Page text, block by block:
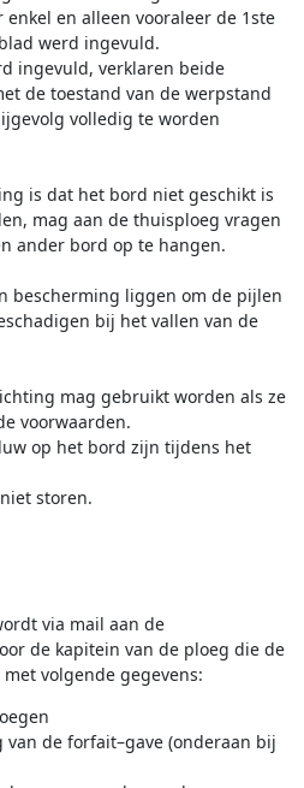
en alleen vooraleer de 1ste
werd ingevuld.
ingevuld, verklaren beide
de toestand van de werpstand
volledig te worden
is dat het bord niet geschikt is
mag aan de thuisploeg vragen
ander bord op te hangen.
bescherming liggen om de pijlen
bij het vallen van de
mag gebruikt worden als ze
voorwaarden.
op het bord zijn tijdens het
storen.
via mail aan de
de kapitein van de ploeg die de
volgende gegevens:
de forfait–gave (onderaan bij